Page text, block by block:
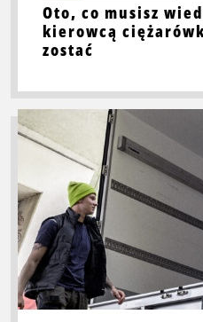
Oto, co musisz
kierowcą
zostać
zostać
Przeczytaj
więcej
To
musisz
wiedzieć,
jeśli
jesteś
pracownikiem
przeprowadzek